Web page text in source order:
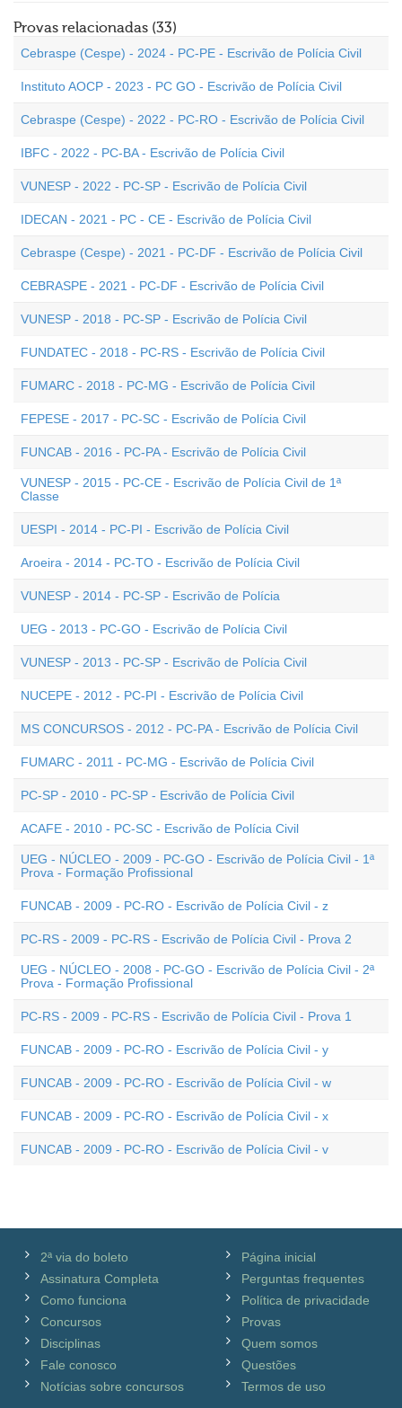
Provas relacionadas (33)
Cebraspe (Cespe) - 2024 - PC-PE - Escrivão de Polícia Civil
Instituto AOCP - 2023 - PC GO - Escrivão de Polícia Civil
Cebraspe (Cespe) - 2022 - PC-RO - Escrivão de Polícia Civil
IBFC - 2022 - PC-BA - Escrivão de Polícia Civil
VUNESP - 2022 - PC-SP - Escrivão de Polícia Civil
IDECAN - 2021 - PC - CE - Escrivão de Polícia Civil
Cebraspe (Cespe) - 2021 - PC-DF - Escrivão de Polícia Civil
CEBRASPE - 2021 - PC-DF - Escrivão de Polícia Civil
VUNESP - 2018 - PC-SP - Escrivão de Polícia Civil
FUNDATEC - 2018 - PC-RS - Escrivão de Polícia Civil
FUMARC - 2018 - PC-MG - Escrivão de Polícia Civil
FEPESE - 2017 - PC-SC - Escrivão de Polícia Civil
FUNCAB - 2016 - PC-PA - Escrivão de Polícia Civil
VUNESP - 2015 - PC-CE - Escrivão de Polícia Civil de 1ª
Classe
UESPI - 2014 - PC-PI - Escrivão de Polícia Civil
Aroeira - 2014 - PC-TO - Escrivão de Polícia Civil
VUNESP - 2014 - PC-SP - Escrivão de Polícia
UEG - 2013 - PC-GO - Escrivão de Polícia Civil
VUNESP - 2013 - PC-SP - Escrivão de Polícia Civil
NUCEPE - 2012 - PC-PI - Escrivão de Polícia Civil
MS CONCURSOS - 2012 - PC-PA - Escrivão de Polícia Civil
FUMARC - 2011 - PC-MG - Escrivão de Polícia Civil
PC-SP - 2010 - PC-SP - Escrivão de Polícia Civil
ACAFE - 2010 - PC-SC - Escrivão de Polícia Civil
UEG - NÚCLEO - 2009 - PC-GO - Escrivão de Polícia Civil - 1ª
Prova - Formação Profissional
FUNCAB - 2009 - PC-RO - Escrivão de Polícia Civil - z
PC-RS - 2009 - PC-RS - Escrivão de Polícia Civil - Prova 2
UEG - NÚCLEO - 2008 - PC-GO - Escrivão de Polícia Civil - 2ª
Prova - Formação Profissional
PC-RS - 2009 - PC-RS - Escrivão de Polícia Civil - Prova 1
FUNCAB - 2009 - PC-RO - Escrivão de Polícia Civil - y
FUNCAB - 2009 - PC-RO - Escrivão de Polícia Civil - w
FUNCAB - 2009 - PC-RO - Escrivão de Polícia Civil - x
FUNCAB - 2009 - PC-RO - Escrivão de Polícia Civil - v
2ª via do boleto
Assinatura Completa
Como funciona
Concursos
Disciplinas
Fale conosco
Notícias sobre concursos
Página inicial
Perguntas frequentes
Política de privacidade
Provas
Quem somos
Questões
Termos de uso